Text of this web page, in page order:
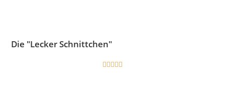
Die "Lecker Schnittchen"
    